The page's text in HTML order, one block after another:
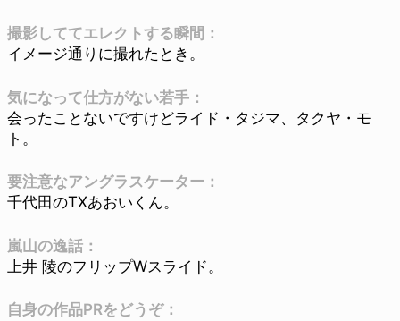
撮影しててエレクトする瞬間：
イメージ通りに撮れたとき。
気になって仕方がない若手：
会ったことないですけどライド・タジマ、タクヤ・モ
ト。
要注意なアングラスケーター：
千代田のTXあおいくん。
嵐山の逸話：
上井 陵のフリップWスライド。
自身の作品PRをどうぞ：